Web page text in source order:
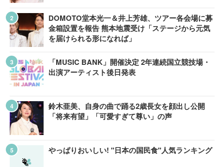
DOMOTO堂本光一＆井上芳雄、ツアー各会場に募
金箱設置を報告 熊本地震受け「ステージから元気
を届けられる形になれば」
「MUSIC BANK」開催決定 2年連続国立競技場・
出演アーティスト後日発表
鈴木亜美、自身の曲で踊る2歳長女を顔出し公開
「将来有望」「可愛すぎて尊い」の声
やっぱりおいしい! "日本の国民食"人気ランキング